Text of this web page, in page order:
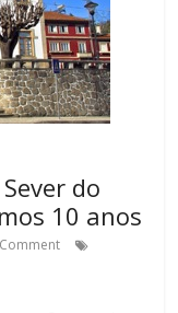
do
10 anos